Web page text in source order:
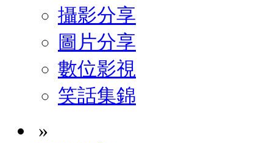
攝影分享
圖片分享
數位影視
笑話集錦
»